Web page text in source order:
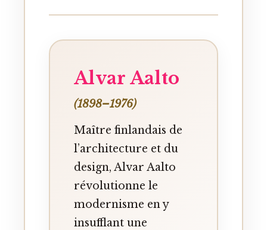
Alvar Aalto
(1898–1976)
Maître finlandais de
l’architecture et du
design, Alvar Aalto
révolutionne le
modernisme en y
insufflant une